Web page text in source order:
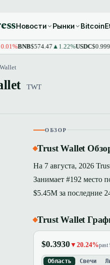
Новости Рынки Bitcoin
BNB$574.47▲1.22% USDC$0.9998
TWT
ОБЗОР
Trust Wallet
На 7 августа, 2026
Занимает #192 место
$5.45M за последние
Trust Wallet
$0.3930 ▼20.24%past
Область Свечи